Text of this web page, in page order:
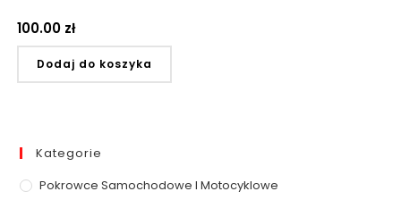
100.00 zł
Dodaj do koszyka
Kategorie
Pokrowce Samochodowe I Motocyklowe